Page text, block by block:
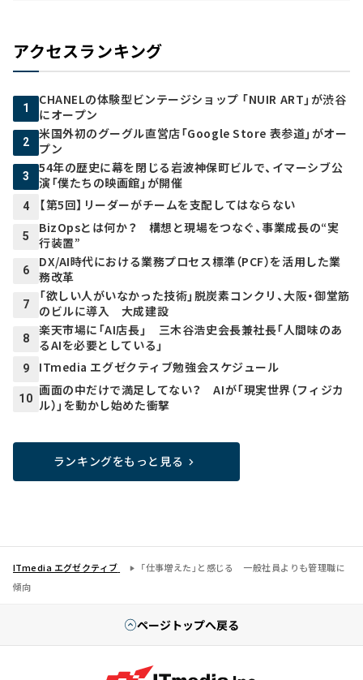
アクセスランキング
1
CHANELの体験型ビンテージショップ 「NUIR ART」が渋谷
にオープン
2
米国外初のグーグル直営店「Google Store 表参道」がオー
プン
3
54年の歴史に幕を閉じる岩波神保町ビルで、イマーシブ公
演「僕たちの映画館」が開催
4 【第5回】リーダーがチームを支配してはならない
5
BizOpsとは何か？ 構想と現場をつなぐ、事業成長の“実
行装置”
6
DX/AI時代における業務プロセス標準（PCF）を活用した業
務改革
7
「欲しい人がいなかった技術」脱炭素コンクリ、大阪・御堂筋
のビルに導入 大成建設
8
楽天市場に「AI店長」 三木谷浩史会長兼社長「人間味のあ
るAIを必要としている」
9 ITmedia エグゼクティブ勉強会スケジュール
10
画面の中だけで満足してない？ AIが「現実世界（フィジカ
ル）」を動かし始めた衝撃
ランキングをもっと見る
ITmedia エグゼクティブ
「仕事増えた」と感じる 一般社員よりも管理職に
傾向
ページトップへ戻る